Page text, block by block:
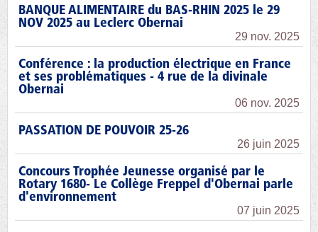
BANQUE ALIMENTAIRE du BAS-RHIN 2025 le 29
NOV 2025 au Leclerc Obernai
29 nov. 2025
Conférence : la production électrique en France
et ses problématiques - 4 rue de la divinale
Obernai
06 nov. 2025
PASSATION DE POUVOIR 25-26
26 juin 2025
Concours Trophée Jeunesse organisé par le
Rotary 1680- Le Collège Freppel d'Obernai parle
d'environnement
07 juin 2025